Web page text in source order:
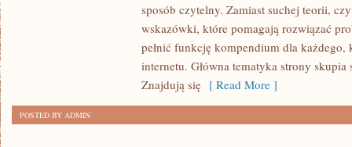
REGULACJE
INTERNECIE
sposób czytelny. Zamiast suchej teorii,
wskazówki, które pomagają rozwiązać
pełnić funkcję kompendium dla
internetu. Główna tematyka strony
Znajdują się [ Read More ]
POSTED BY ADMIN